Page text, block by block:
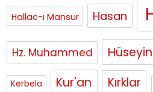
Hallac-ı Mansur Hasan
Hz. Muhammed Hüseyin
Kerbela Kur'an Kırklar